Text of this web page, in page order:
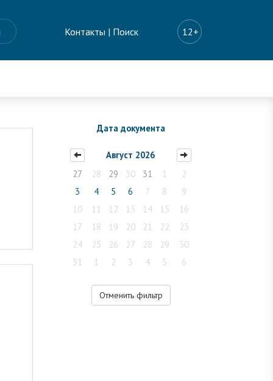
Контакты | Поиск 12+
Дата документа
Август 2026
27
28 29 30 31 1
2
3
4 5 6 7 8
9
10
11 12 13 14 15
16
17
18 19 20 21 22
23
24
25 26 27 28 29
30
31
1 2 3 4 5 6
Отменить фильтр